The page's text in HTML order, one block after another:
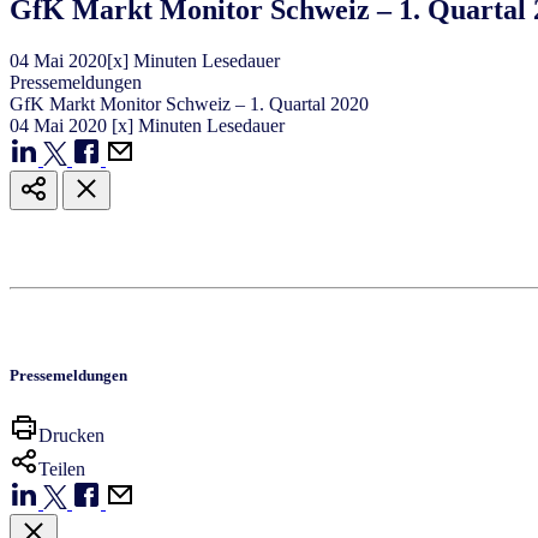
GfK Markt Monitor Schweiz – 1. Quartal
04 Mai 2020[x] Minuten Lesedauer
Pressemeldungen
GfK Markt Monitor Schweiz – 1. Quartal 2020
04 Mai 2020 [x] Minuten Lesedauer
Pressemeldungen
Drucken
Teilen